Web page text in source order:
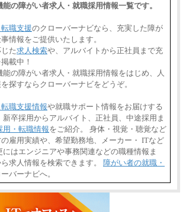
の障がい者求人・就職採用情報一覧です。
職支援のクローバーナビなら、充実した障が
情報をご提供いたします。
た求人検索や、アルバイトから正社員まで充
載中！
の障がい者求人・就職採用情報をはじめ、人
探すならクローバーナビをどうぞ。
職支援情報や就職サポート情報をお届けする
新卒採用からアルバイト、正社員、中途採用ま
用・転職情報をご紹介。 身体・視覚・聴覚など
雇用実績や、希望勤務地、メーカー・ ITなど
はエンジニアや事務関連などの職種情報ま
求人情報を検索できます。 障がい者の就職・
バーナビへ。